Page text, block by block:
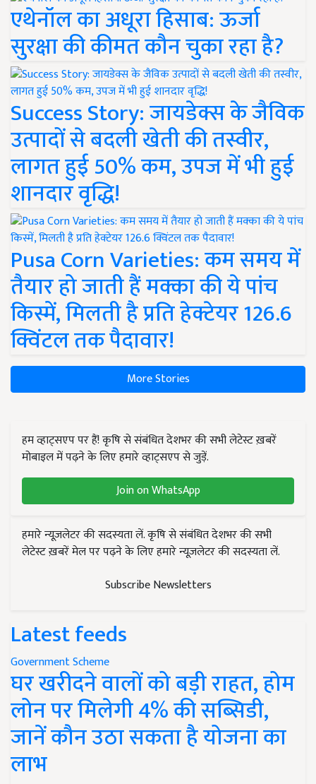
एथेनॉल का अधूरा हिसाब: ऊर्जा
सुरक्षा की कीमत कौन चुका रहा है?
Success Story: जायडेक्स के जैविक
उत्पादों से बदली खेती की तस्वीर,
लागत हुई 50% कम, उपज में भी हुई
शानदार वृद्धि!
Pusa Corn Varieties: कम समय में
तैयार हो जाती हैं मक्का की ये पांच
किस्में, मिलती है प्रति हेक्टेयर 126.6
क्विंटल तक पैदावार!
More Stories
हम व्हाट्सएप पर हैं! कृषि से संबंधित देशभर की सभी लेटेस्ट ख़बरें
मोबाइल में पढ़ने के लिए हमारे व्हाट्सएप से जुड़ें.
Join on WhatsApp
हमारे न्यूज़लेटर की सदस्यता लें. कृषि से संबंधित देशभर की सभी
लेटेस्ट ख़बरें मेल पर पढ़ने के लिए हमारे न्यूज़लेटर की सदस्यता लें.
Subscribe Newsletters
Latest feeds
Government Scheme
घर खरीदने वालों को बड़ी राहत, होम
लोन पर मिलेगी 4% की सब्सिडी,
जानें कौन उठा सकता है योजना का
लाभ